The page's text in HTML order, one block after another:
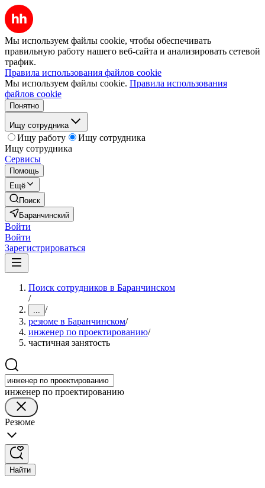
Мы используем файлы cookie, чтобы обеспечивать
правильную работу нашего веб-сайта и анализировать сетевой
трафик.
Правила использования файлов cookie
Мы используем файлы cookie. Правила использования
файлов cookie
Понятно
Ищу сотрудника
Ищу работу
Ищу сотрудника
Ищу сотрудника
Сервисы
Помощь
Ещё
Поиск
Баранчинский
Войти
Войти
Зарегистрироваться
Поиск сотрудников в Баранчинском
/
... /
резюме в Баранчинском/
инженер по проектированию/
частичная занятость
инженер по проектированию
Резюме
Найти